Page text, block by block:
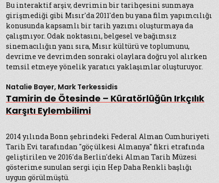
Bu interaktif arşiv, devrimin bir tarihçesini sunmaya
girişmediği gibi Mısır'da 2011'den bu yana film yapımcılığı
konusunda kapsamlı bir tarih yazımı oluşturmaya da
çalışmıyor. Odak noktasını, belgesel ve bağımsız
sinemacılığın yanı sıra, Mısır kültürü ve toplumunu,
devrime ve devrimden sonraki olaylara doğru yol alırken
temsil etmeye yönelik yaratıcı yaklaşımlar oluşturuyor.
Natalie Bayer, Mark Terkessidis
Tamirin de Ötesinde – Küratörlüğün Irkçılık
Karşıtı Eylembilimi
2014 yılında Bonn şehrindeki Federal Alman Cumhuriyeti
Tarih Evi tarafından "göç ülkesi Almanya" fikri etrafında
geliştirilen ve 2016'da Berlin'deki Alman Tarih Müzesi
gösterime sunulan sergi için Hep Daha Renkli başlığı
uygun görülmüştü.